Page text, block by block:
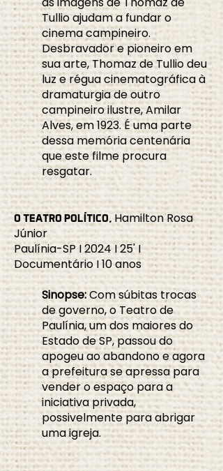
Tullio ajudam a fundar o
cinema campineiro.
Desbravador e pioneiro em
sua arte, Thomaz de Tullio deu
luz e régua cinematográfica à
dramaturgia de outro
campineiro ilustre, Amilar
Alves, em 1923. É uma parte
dessa memória centenária
que este filme procura
resgatar.
O TEATRO POLÍTICO, Hamilton Rosa
Júnior
Paulínia-SP I 2024 I 25' I
Documentário I 10 anos
Sinopse:Com súbitas trocas
de governo, o Teatro de
Paulínia, um dos maiores do
Estado de SP, passou do
apogeu ao abandono e agora
a prefeitura se apressa para
vender o espaço para a
iniciativa privada,
possivelmente para abrigar
uma igreja.